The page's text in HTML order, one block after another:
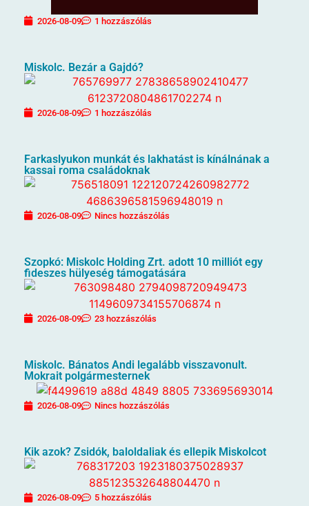
2026-08-09 1 hozzászólás
Miskolc. Bezár a Gajdó?
2026-08-09 1 hozzászólás
Farkaslyukon munkát és lakhatást is kínálnának a
kassai roma családoknak
2026-08-09 Nincs hozzászólás
Szopkó: Miskolc Holding Zrt. adott 10 milliót egy
fideszes hülyeség támogatására
2026-08-09 23 hozzászólás
Miskolc. Bánatos Andi legalább visszavonult.
Mokrait polgármesternek
2026-08-09 Nincs hozzászólás
Kik azok? Zsidók, baloldaliak és ellepik Miskolcot
2026-08-09 5 hozzászólás